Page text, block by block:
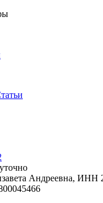
Андреевна, ИНН